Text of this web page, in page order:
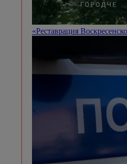
«Реставрация